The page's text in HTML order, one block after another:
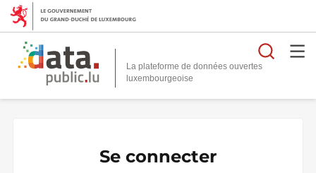
La plateforme de données ouvertes
Se connecter